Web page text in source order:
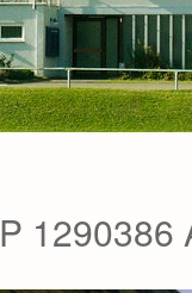
P 1290386